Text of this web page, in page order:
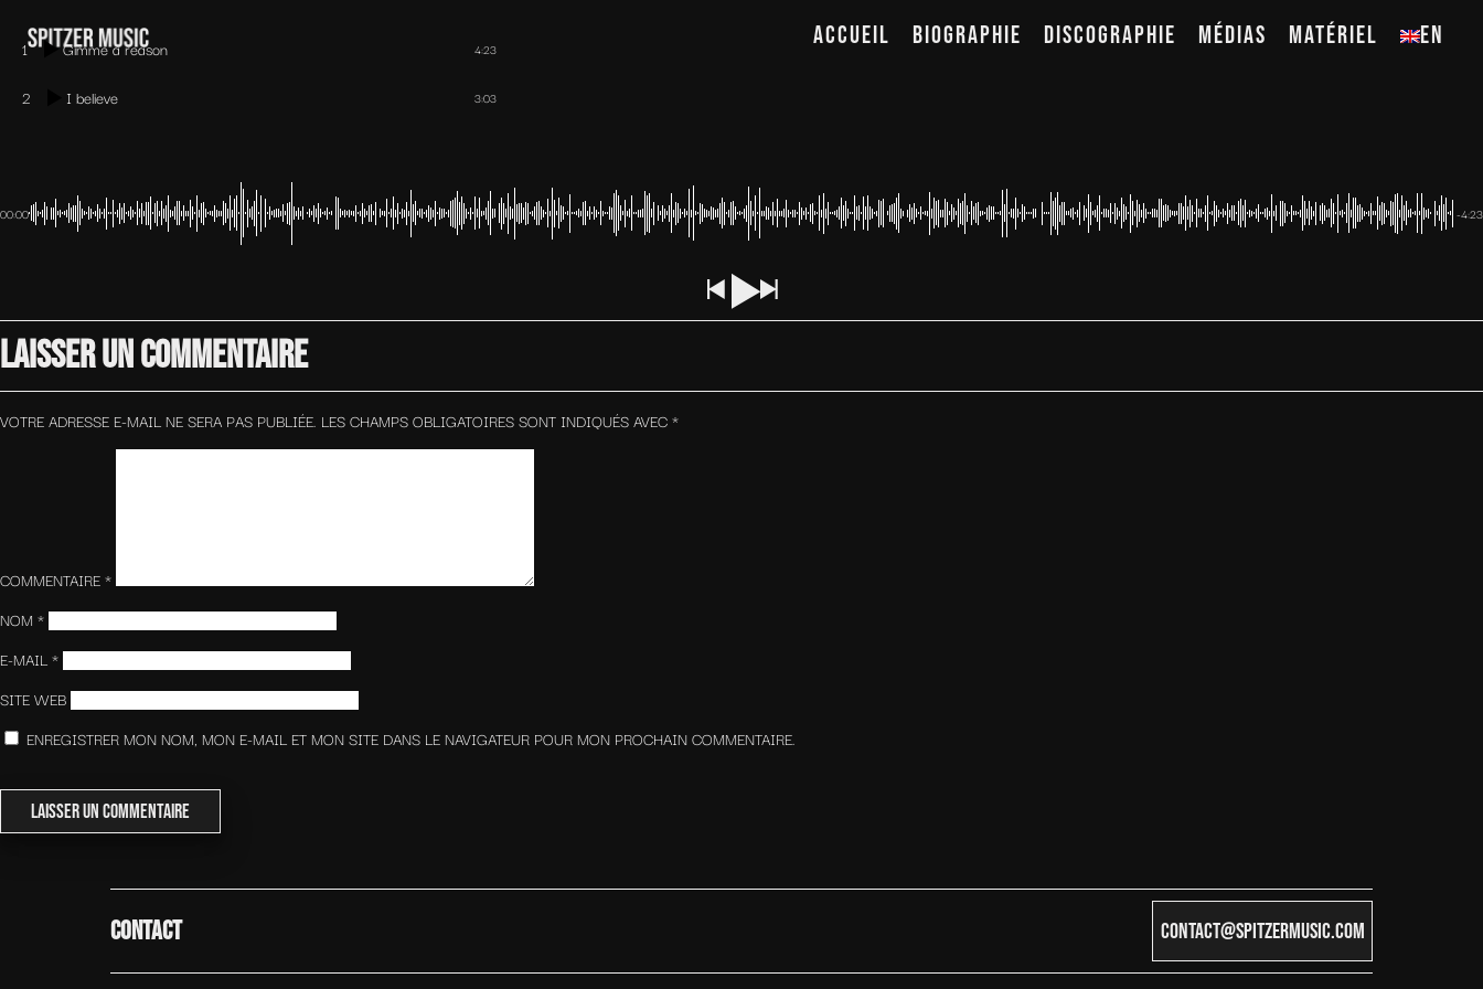
ACCUEIL BIOGRAPHIE DISCOGRAPHIE MÉDIAS MATÉRIEL EN
1 Gimme a reason 4:23
2 I believe 3:03
00:00 -4:23
LAISSER UN COMMENTAIRE
VOTRE ADRESSE E-MAIL NE SERA PAS PUBLIÉE. LES CHAMPS OBLIGATOIRES SONT INDIQUÉS AVEC*
COMMENTAIRE*
NOM *
E-MAIL*
SITE WEB
ENREGISTRER MON NOM, MON E-MAIL ET MON SITE DANS LE NAVIGATEUR POUR MON PROCHAIN COMMENTAIRE.
CONTACT CONTACT@SPITZERMUSIC.COM